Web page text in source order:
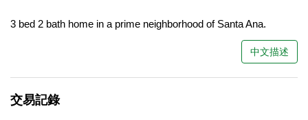
3 bed 2 bath home in a prime neighborhood of Santa Ana.
中文描述
交易記錄